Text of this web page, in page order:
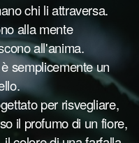
chi li attraversa.
alla mente
all'anima.
semplicemente un
per risvegliare,
il profumo di un fiore,